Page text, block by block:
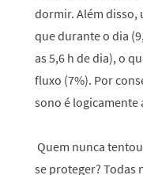
dormir. Além disso,
que durante o dia
as 5,6 h de dia), o
fluxo (7%). Por
sono é logicamente
Quem nunca
se proteger? Todas